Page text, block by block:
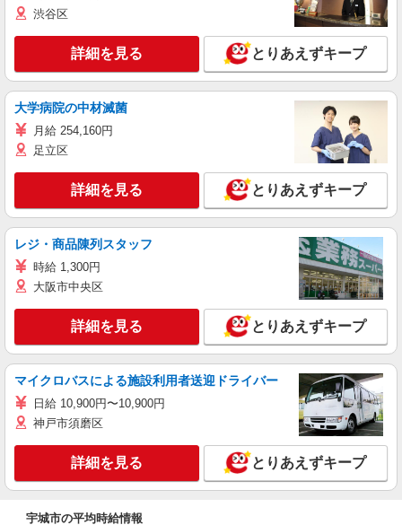
渋谷区
詳細を見る とりあえずキープ
大学病院の中材滅菌
月給 254,160円
足立区
詳細を見る とりあえずキープ
レジ・商品陳列スタッフ
時給 1,300円
大阪市中央区
詳細を見る とりあえずキープ
マイクロバスによる施設利用者送迎ドライバー
日給 10,900円〜10,900円
神戸市須磨区
詳細を見る とりあえずキープ
宇城市の平均時給情報